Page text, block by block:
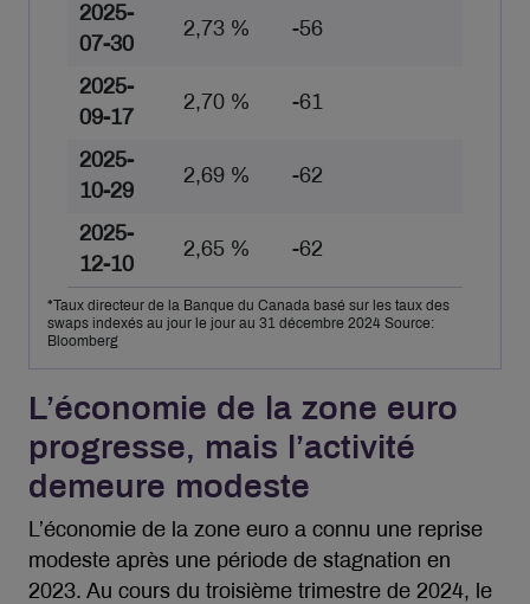
2025-
07-30
2,73 % -56
2025-
09-17
2,70 % -61
2025-
10-29
2,69 % -62
2025-
12-10
2,65 % -62
*Taux directeur de la Banque du Canada basé sur les taux des
swaps indexés au jour le jour au 31 décembre 2024 Source:
Bloomberg
L’économie de la zone euro
progresse, mais l’activité
demeure modeste
L’économie de la zone euro a connu une reprise
modeste après une période de stagnation en
2023. Au cours du troisième trimestre de 2024, le